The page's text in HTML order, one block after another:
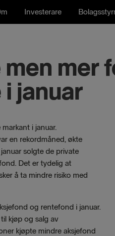
Investerare
mer
januar
i januar.
en rekordmåned, økte
solgte de private
Det er tydelig at
å ta mindre risiko med
og rentefond i januar.
kjøp og salg av
kjøpte mindre aksjefond